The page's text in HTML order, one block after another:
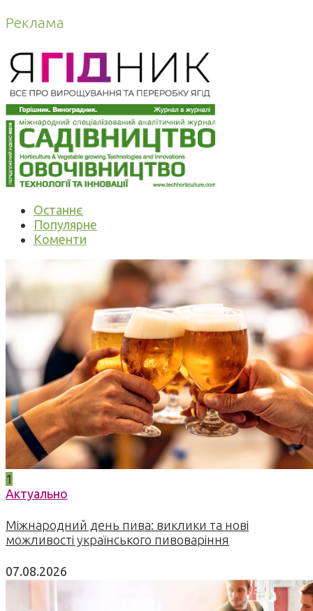
Реклама
Останнє
Популярне
Коменти
1
Актуально
Міжнародний день пива: виклики та нові
можливості українського пивоваріння
07.08.2026